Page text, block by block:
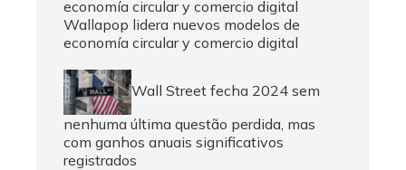
Wallapop lidera nuevos modelos de
economía circular y comercio digital
Wall Street fecha 2024 sem
nenhuma última questão perdida, mas
com ganhos anuais significativos
registrados